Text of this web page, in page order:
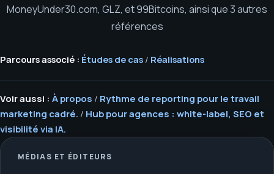
MoneyUnder30.com, GLZ, et 99Bitcoins, ainsi que 3 autres
références
Parcours associé : Études de cas / Réalisations
Voir aussi : À propos / Rythme de reporting pour le travail
marketing cadré. / Hub pour agences : white-label, SEO et
visibilité via IA.
MÉDIAS ET ÉDITEURS